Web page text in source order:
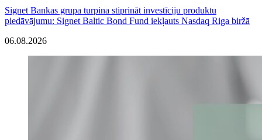
Signet Bankas grupa turpina stiprināt investīciju produktu
piedāvājumu: Signet Baltic Bond Fund iekļauts Nasdaq Riga biržā
06.08.2026